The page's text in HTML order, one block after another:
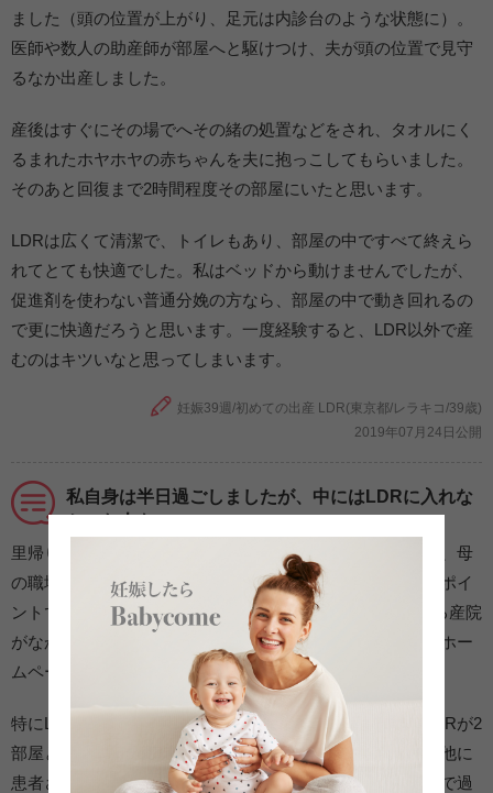
ました（頭の位置が上がり、足元は内診台のような状態に）。
医師や数人の助産師が部屋へと駆けつけ、夫が頭の位置で見守
るなか出産しました。
産後はすぐにその場でへその緒の処置などをされ、タオルにく
るまれたホヤホヤの赤ちゃんを夫に抱っこしてもらいました。
そのあと回復まで2時間程度その部屋にいたと思います。
LDRは広くて清潔で、トイレもあり、部屋の中ですべて終えら
れてとても快適でした。私はベッドから動けませんでしたが、
促進剤を使わない普通分娩の方なら、部屋の中で動き回れるの
で更に快適だろうと思います。一度経験すると、LDR以外で産
むのはキツいなと思ってしまいます。
妊娠39週/初めての出産 LDR(東京都/レラキコ/39歳)
2019年07月24日公開
私自身は半日過ごしましたが、中にはLDRに入れな
かった人も…
里帰り出産のため、出産する病院は「自宅から通いやすい、母
の職場から近い、主人が新幹線で駆けつけやすい」というポイ
ントで利便性を1番重視しました。事前に通ったことがある産院
がなかったので、インターネットで病院を探し、口コミやホー
ムページを参考に決めました。
特にLDRを希望した訳ではないのですが、その病院にはLDRが2
部屋とオペ室がありました。陣痛が来て入院となった時に他に
患者さんがいなかったので、出産から産後の回復までLDRで過